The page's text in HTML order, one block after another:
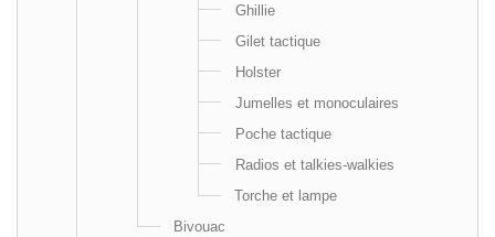
Ghillie
Gilet tactique
Holster
Jumelles et monoculaires
Poche tactique
Radios et talkies-walkies
Torche et lampe
Bivouac